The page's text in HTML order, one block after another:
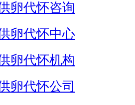
卵代怀咨询
卵代怀中心
卵代怀机构
卵代怀公司